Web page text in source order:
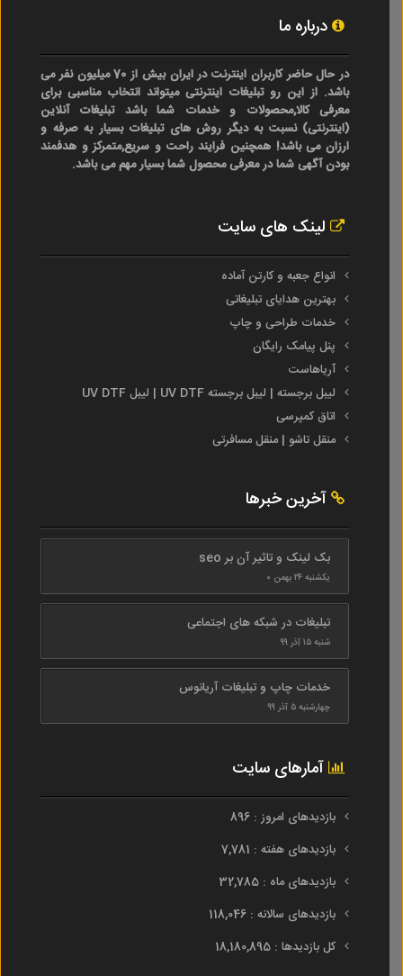
درباره ما
در حال حاضر کاربران اینترنت در ایران بیش از 70 میلیون نفر می
باشد. از این رو تبلیغات اینترنتی میتواند انتخاب مناسبی برای
معرفی کالا,محصولات و خدمات شما باشد تبلیغات آنلاین
(اینترنتی) نسبت به دیگر روش های تبلیغات بسیار به صرفه و
ارزان می باشد! همچنین فرایند راحت و سریع,متمرکز و هدفمند
بودن آگهی شما در معرفی محصول شما بسیار مهم می باشد.
لینک های سایت
انواع جعبه و کارتن آماده
بهترین هدایای تبلیغاتی
خدمات طراحی و چاپ
پنل پیامک رایگان
آریاهاست
لیبل برجسته | لیبل برجسته UV DTF | لیبل UV DTF
اتاق کمپرسی
منقل تاشو | منقل مسافرتی
آخرین خبرها
بک لینک و تاثیر آن بر seo
یکشنبه ۲۴ بهمن ۰
تبلیغات در شبکه های اجتماعی
شنبه ۱۵ آذر ۹۹
خدمات چاپ و تبلیغات آریانوس
چهارشنبه ۵ آذر ۹۹
آمارهای سایت
بازدیدهای امروز : 896
بازدیدهای هفته : 7,781
بازدیدهای ماه : 32,785
بازدیدهای سالانه : 118,046
کل بازدیدها : 18,180,895